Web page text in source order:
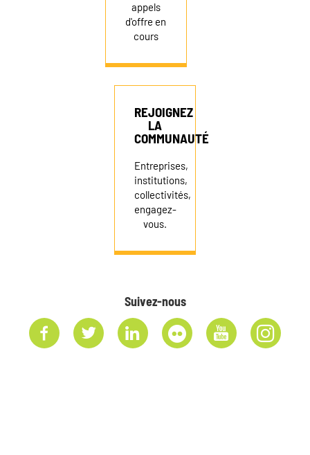
appels
d'offre en
cours
REJOIGNEZ
LA
COMMUNAUTÉ
Entreprises,
institutions,
collectivités,
engagez-
vous.
Suivez-nous